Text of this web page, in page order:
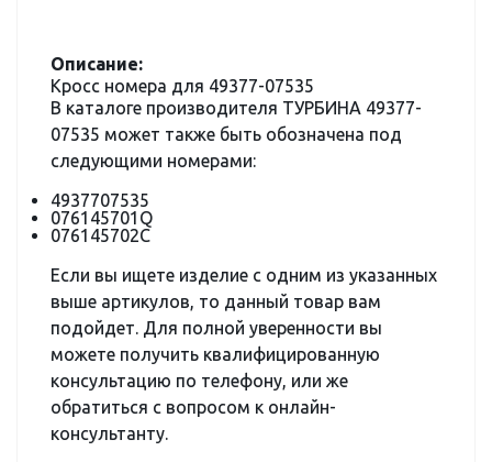
Описание:
Кросс номера для 49377-07535
В каталоге производителя ТУРБИНА 49377-
07535 может также быть обозначена под
следующими номерами:
4937707535
076145701Q
076145702C
Если вы ищете изделие с одним из указанных
выше артикулов, то данный товар вам
подойдет. Для полной уверенности вы
можете получить квалифицированную
консультацию по телефону, или же
обратиться с вопросом к онлайн-
консультанту.